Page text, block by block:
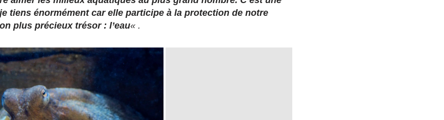
tiens énormément car elle participe à la protection de notre
plus précieux trésor : l’eau« .